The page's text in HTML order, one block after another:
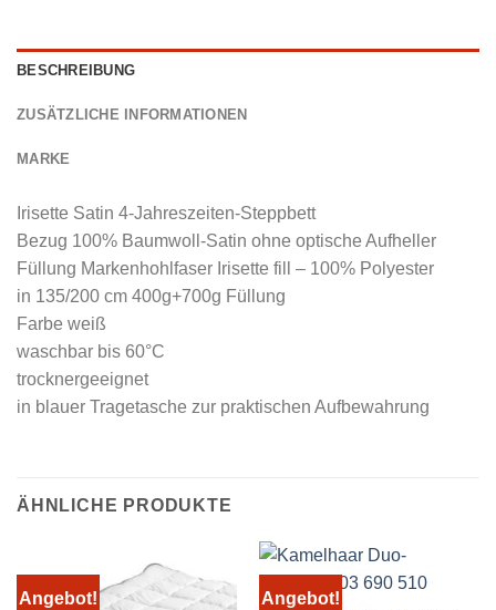
BESCHREIBUNG
ZUSÄTZLICHE INFORMATIONEN
MARKE
Irisette Satin 4-Jahreszeiten-Steppbett
Bezug 100% Baumwoll-Satin ohne optische Aufheller
Füllung Markenhohlfaser Irisette fill – 100% Polyester
in 135/200 cm 400g+700g Füllung
Farbe weiß
waschbar bis 60°C
trocknergeeignet
in blauer Tragetasche zur praktischen Aufbewahrung
ÄHNLICHE PRODUKTE
Angebot! Angebot!